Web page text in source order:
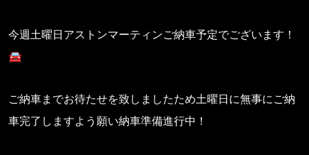
今週土曜日アストンマーティンご納車予定でございます！
🚘
ご納車までお待たせを致しましたため土曜日に無事にご納
車完了しますよう願い納車準備進行中！